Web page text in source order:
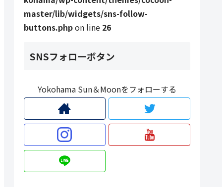
master/lib/widgets/sns-follow-
buttons.phpon line 26
SNSフォローボタン
Yokohama Sun＆Moonをフォローする